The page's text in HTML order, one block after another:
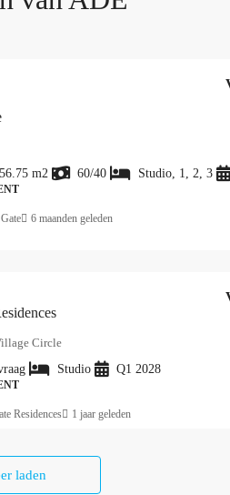
m2 60/40 Studio, 1, 2, 3
6 maanden geleden
Circle
Studio Q1 2028
Residences 1 jaar geleden
laden